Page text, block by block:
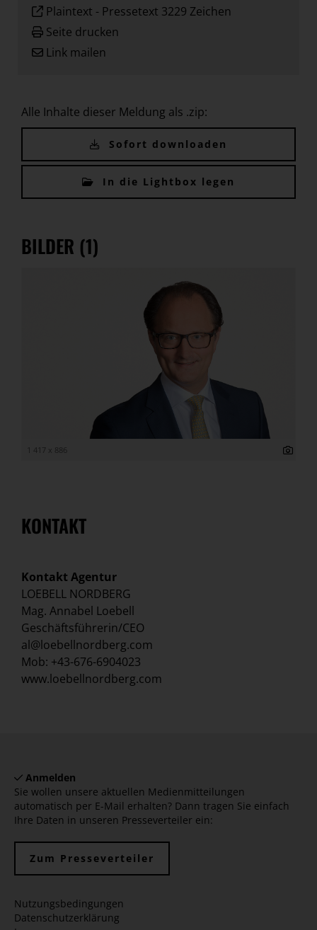
Plaintext - Pressetext 3229 Zeichen
Seite drucken
Link mailen
Alle Inhalte dieser Meldung als .zip:
Sofort downloaden
In die Lightbox legen
BILDER (1)
1 417 x 886
KONTAKT
Kontakt Agentur
LOEBELL NORDBERG
Mag. Annabel Loebell
Geschäftsführerin/CEO
al@loebellnordberg.com
Mob: +43-676-6904023
www.loebellnordberg.com
Anmelden
Sie wollen unsere aktuellen Medienmitteilungen
automatisch per E-Mail erhalten? Dann tragen Sie einfach
Ihre Daten in unseren Presseverteiler ein:
Zum Presseverteiler
Nutzungsbedingungen
Datenschutzerklärung